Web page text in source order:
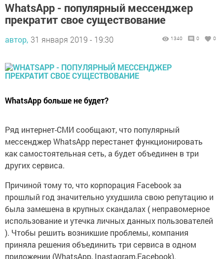
WhatsApp - популярный мессенджер
прекратит свое существование
автор, 31 января 2019 - 19:30 1340 0 0
WhatsApp больше не будет?
Ряд интернет-СМИ сообщают, что популярный
мессенджер WhatsApp перестанет функционировать
как самостоятельная сеть, а будет объединен в три
других сервиса.
Причиной тому то, что корпорация Facebook за
прошлый год значительно ухудшила свою репутацию и
была замешена в крупных скандалах ( неправомерное
использование и утечка личных данных пользователей
). Чтобы решить возникшие проблемы, компания
приняла решения объединить три сервиса в одном
приложении (WhatsApp, Inastagram,Facebook).